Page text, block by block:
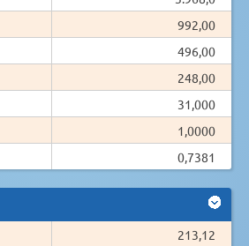
992,00
496,00
248,00
31,000
1,0000
0,7381
213,12